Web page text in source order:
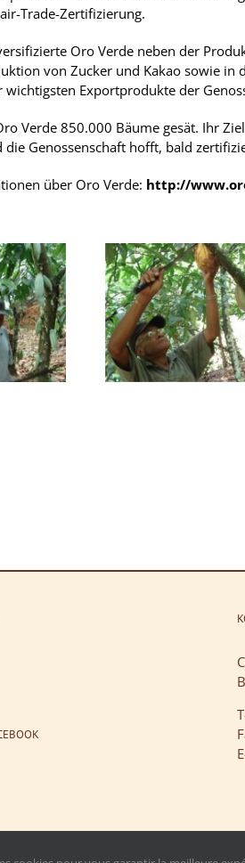
Trade-Zertifizierung.
Oro Verde neben der
von Zucker und Kakao sowie in
wichtigsten Exportprodukte der
Verde 850.000 Bäume gesät. Ihr
die Genossenschaft hofft, bald
über Oro Verde: http://